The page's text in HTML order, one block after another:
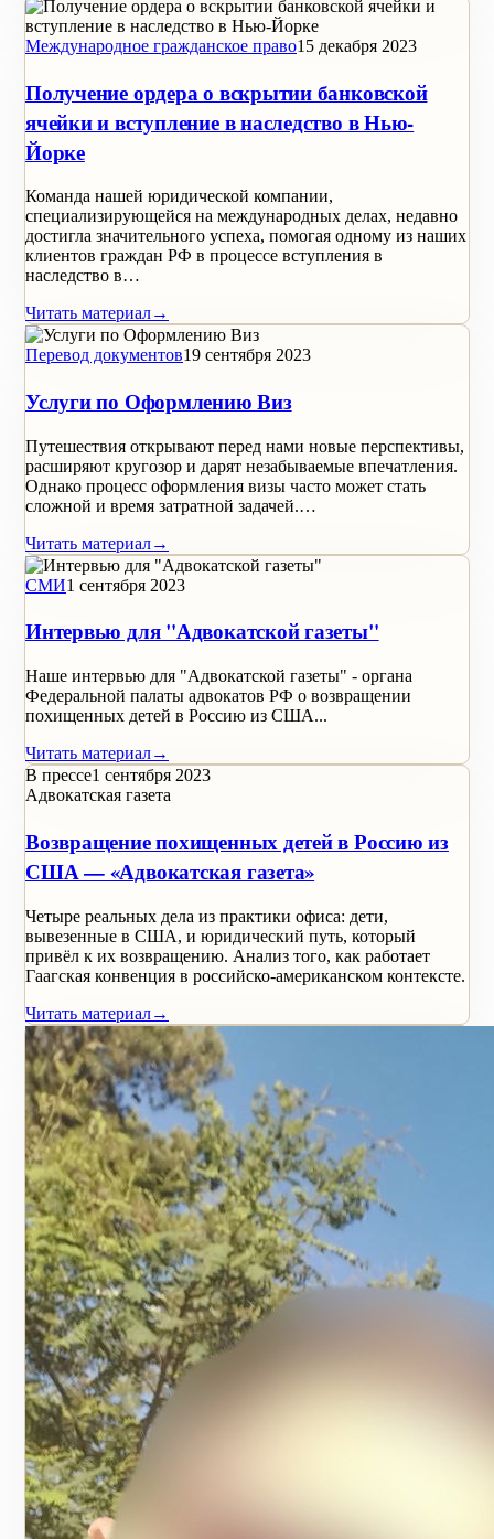
Международное гражданское право15 декабря 2023
Получение ордера о вскрытии банковской
ячейки и вступление в наследство в Нью-
Йорке
Команда нашей юридической компании,
специализирующейся на международных делах, недавно
достигла значительного успеха, помогая одному из наших
клиентов граждан РФ в процессе вступления в
наследство в…
Читать материал→
Перевод документов19 сентября 2023
Услуги по Оформлению Виз
Путешествия открывают перед нами новые перспективы,
расширяют кругозор и дарят незабываемые впечатления.
Однако процесс оформления визы часто может стать
сложной и время затратной задачей.…
Читать материал→
СМИ1 сентября 2023
Интервью для "Адвокатской газеты"
Наше интервью для "Адвокатской газеты" - органа
Федеральной палаты адвокатов РФ о возвращении
похищенных детей в Россию из США...
Читать материал→
В прессе1 сентября 2023
Адвокатская газета
Возвращение похищенных детей в Россию из
США — «Адвокатская газета»
Четыре реальных дела из практики офиса: дети,
вывезенные в США, и юридический путь, который
привёл к их возвращению. Анализ того, как работает
Гаагская конвенция в российско-американском контексте.
Читать материал→